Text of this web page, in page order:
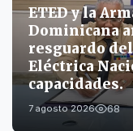
ETED y la
Dominicana
resguardo
Eléctrica
capacidades.
7 agosto 2026 68